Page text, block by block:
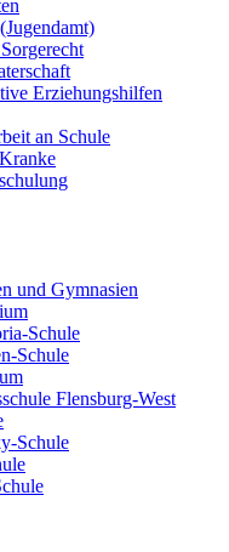
Erziehungshilfen
an Schule
und Gymnasien
Schule
Schule
Flensburg-West
Schule